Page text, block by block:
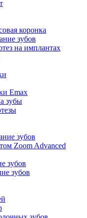
коронка
зубов
на имплантах
Emax
зубы
зубов
Zoom Advanced
зубов
зубов